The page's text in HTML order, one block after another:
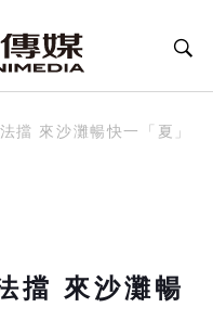
擋 來沙灘暢快一「夏」
擋 來沙灘暢